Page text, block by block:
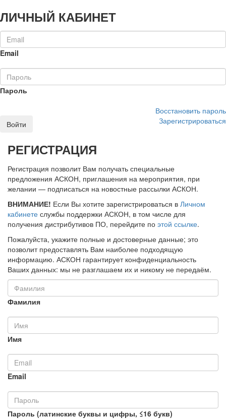
ЛИЧНЫЙ КАБИНЕТ
Email
Пароль
Восстановить пароль
Войти
Зарегистрироваться
РЕГИСТРАЦИЯ
Регистрация позволит Вам получать специальные
предложения АСКОН, приглашения на мероприятия, при
желании — подписаться на новостные рассылки АСКОН.
ВНИМАНИЕ! Если Вы хотите зарегистрироваться в Личном
кабинете службы поддержки АСКОН, в том числе для
получения дистрибутивов ПО, перейдите по этой ссылке.
Пожалуйста, укажите полные и достоверные данные; это
позволит предоставлять Вам наиболее подходящую
информацию. АСКОН гарантирует конфиденциальность
Ваших данных: мы не разглашаем их и никому не передаём.
Фамилия
Имя
Email
Пароль (латинские буквы и цифры, ≤16 букв)